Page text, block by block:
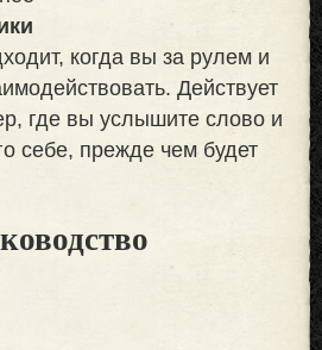
когда вы за рулем и
Действует
где вы услышите слово и
себе, прежде чем будет